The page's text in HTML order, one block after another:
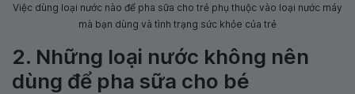
Việc dùng loại nước nào để pha sữa cho trẻ phụ thuộc vào loại nước máy
mà bạn dùng và tình trạng sức khỏe của trẻ
2. Những loại nước không nên
dùng để pha sữa cho bé